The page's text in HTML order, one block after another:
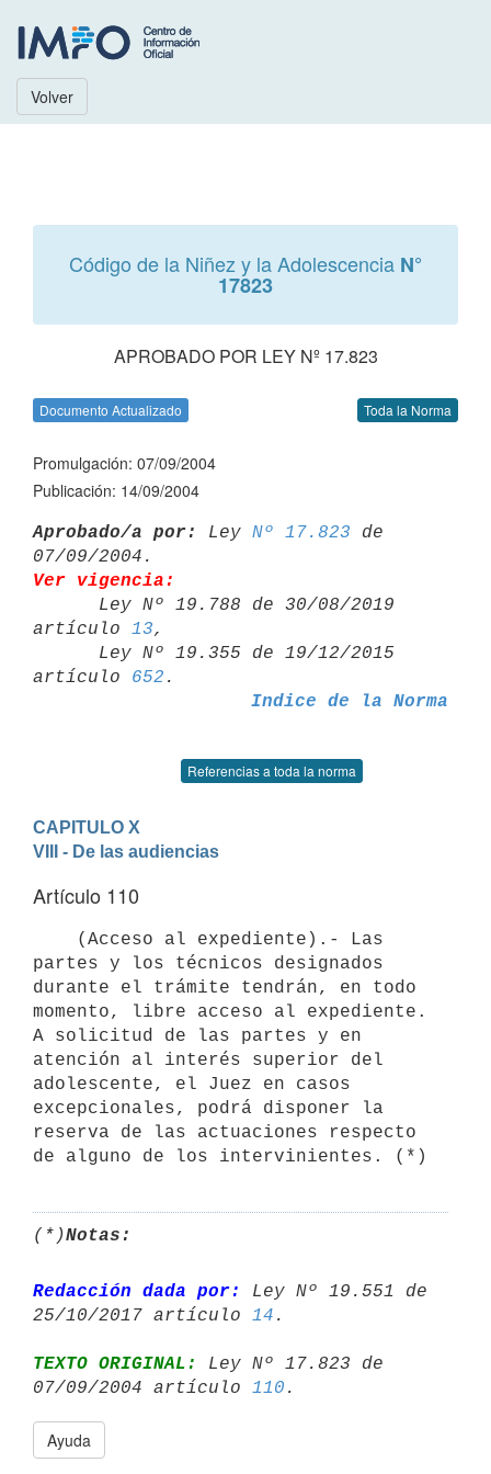
Volver
Código de la Niñez y la Adolescencia N°
17823
APROBADO POR LEY Nº 17.823
Documento Actualizado Toda la Norma
Promulgación: 07/09/2004
Publicación: 14/09/2004
Aprobado/a por: Ley Nº 17.823 de
Ver vigencia:
artículo 13,
artículo 652
Indice de la Norma
Referencias a toda la norma
CAPITULO X
VIII - De las audiencias
Artículo 110
partes y los técnicos designados
durante el trámite tendrán, en todo
momento, libre acceso al expediente.
A solicitud de las partes y en
atención al interés superior del
adolescente, el Juez en casos
excepcionales, podrá disponer la
reserva de las actuaciones respecto
(*)Notas:
Redacción dada por:
Ley Nº 19.551 de
25/10/2017 artículo 14
TEXTO ORIGINAL:
Ley Nº 17.823 de
07/09/2004 artículo 110
Ayuda